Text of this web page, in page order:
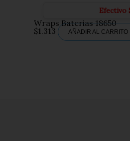
Efectivo
Wraps Baterias 18650
$1.313 AÑADIR AL CARRITO